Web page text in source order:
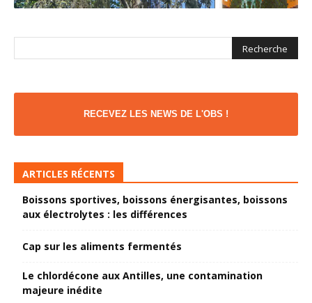
RECEVEZ LES NEWS DE L'OBS !
ARTICLES RÉCENTS
Boissons sportives, boissons énergisantes, boissons
aux électrolytes : les différences
Cap sur les aliments fermentés
Le chlordécone aux Antilles, une contamination
majeure inédite